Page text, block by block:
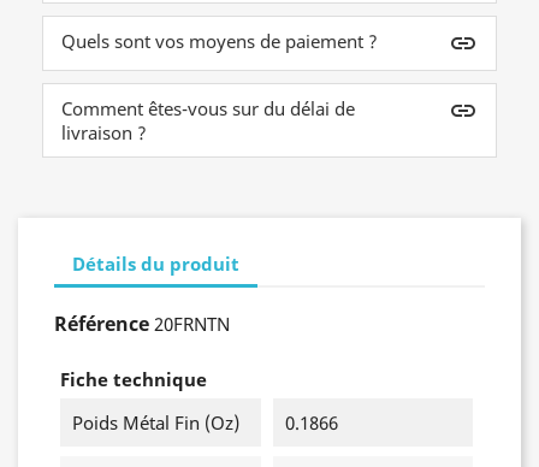
Quels sont vos moyens de paiement ? insert_link
Comment êtes-vous sur du délai de
livraison ?
insert_link
Détails du produit
Référence 20FRNTN
Fiche technique
Poids Métal Fin (oz)
0.1866